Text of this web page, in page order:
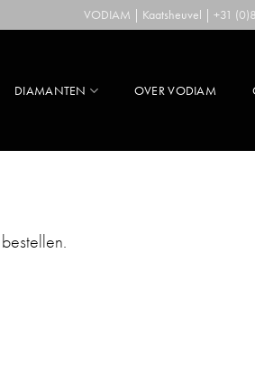
VODIAM | Kaatsheuvel | +31
DIAMANTEN OVER VODIAM